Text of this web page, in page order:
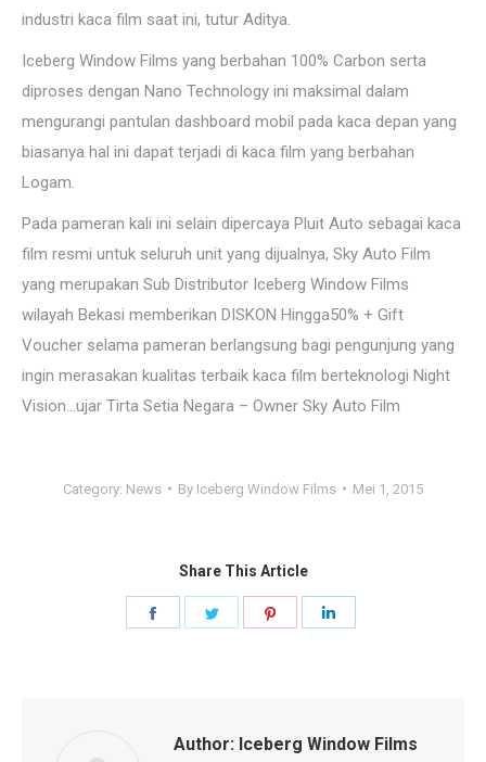
industri kaca film saat ini, tutur Aditya.
Iceberg Window Films yang berbahan 100% Carbon serta
diproses dengan Nano Technology ini maksimal dalam
mengurangi pantulan dashboard mobil pada kaca depan yang
biasanya hal ini dapat terjadi di kaca film yang berbahan
Logam.
Pada pameran kali ini selain dipercaya Pluit Auto sebagai kaca
film resmi untuk seluruh unit yang dijualnya, Sky Auto Film
yang merupakan Sub Distributor Iceberg Window Films
wilayah Bekasi memberikan DISKON Hingga50% + Gift
Voucher selama pameran berlangsung bagi pengunjung yang
ingin merasakan kualitas terbaik kaca film berteknologi Night
Vision…ujar Tirta Setia Negara – Owner Sky Auto Film
Category: News By Iceberg Window Films Mei 1, 2015
Share This Article
Share
Author: Iceberg Window Films